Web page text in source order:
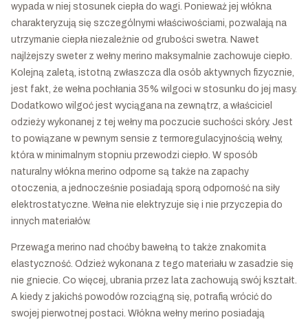
wypada w niej stosunek ciepła do wagi. Ponieważ jej włókna
charakteryzują się szczególnymi właściwościami, pozwalają na
utrzymanie ciepła niezależnie od grubości swetra. Nawet
najlżejszy sweter z wełny merino maksymalnie zachowuje ciepło.
Kolejną zaletą, istotną zwłaszcza dla osób aktywnych fizycznie,
jest fakt, że wełna pochłania 35% wilgoci w stosunku do jej masy.
Dodatkowo wilgoć jest wyciągana na zewnątrz, a właściciel
odzieży wykonanej z tej wełny ma poczucie suchości skóry. Jest
to powiązane w pewnym sensie z termoregulacyjnością wełny,
która w minimalnym stopniu przewodzi ciepło. W sposób
naturalny włókna merino odporne są także na zapachy
otoczenia, a jednocześnie posiadają sporą odporność na siły
elektrostatyczne. Wełna nie elektryzuje się i nie przyczepia do
innych materiałów.
Przewaga merino nad choćby bawełną to także znakomita
elastyczność. Odzież wykonana z tego materiału w zasadzie się
nie gniecie. Co więcej, ubrania przez lata zachowują swój kształt.
A kiedy z jakichś powodów rozciągną się, potrafią wrócić do
swojej pierwotnej postaci. Włókna wełny merino posiadają